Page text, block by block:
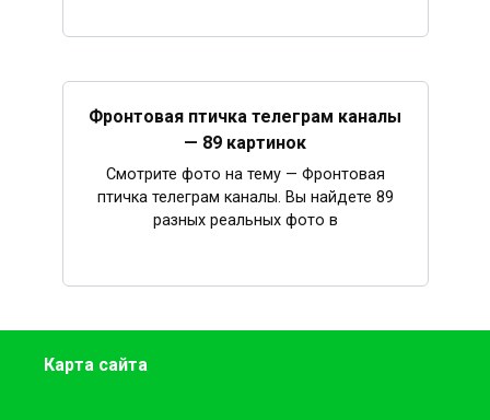
Фронтовая птичка телеграм каналы
— 89 картинок
Смотрите фото на тему — Фронтовая
птичка телеграм каналы. Вы найдете 89
разных реальных фото в
Карта сайта